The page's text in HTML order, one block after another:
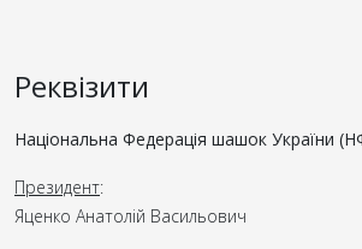
Реквізити
Національна Федерація шашок України
Президент:
Яценко Анатолій Васильович